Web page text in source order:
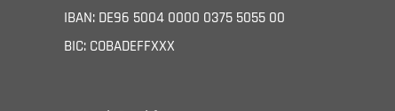
IBAN: DE96 5004 0000 0375 5055 00
BIC: COBADEFFXXX